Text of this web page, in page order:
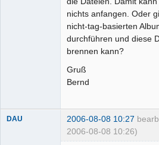
nichts anfangen. Oder
nicht-tag-basierten
durchführen und diese
brennen kann?
Gruß
Bernd
DAU 2006-08-08 10:27
2006-08-08 10:26)